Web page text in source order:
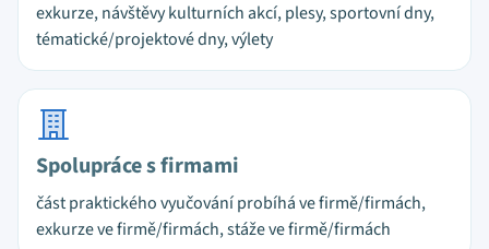
exkurze, návštěvy kulturních akcí, plesy, sportovní dny,
tématické/projektové dny, výlety
Spolupráce s firmami
část praktického vyučování probíhá ve firmě/firmách,
exkurze ve firmě/firmách, stáže ve firmě/firmách